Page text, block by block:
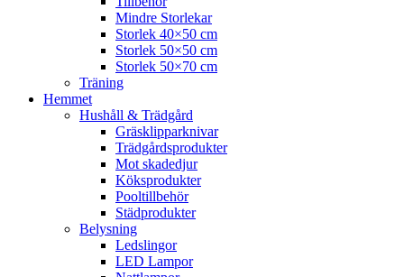
Mindre Storlekar
Storlek 40×50 cm
Storlek 50×50 cm
Storlek 50×70 cm
Träning
Hemmet
Hushåll & Trädgård
Gräsklipparknivar
Trädgårdsprodukter
Mot skadedjur
Köksprodukter
Pooltillbehör
Städprodukter
Belysning
Ledslingor
LED Lampor